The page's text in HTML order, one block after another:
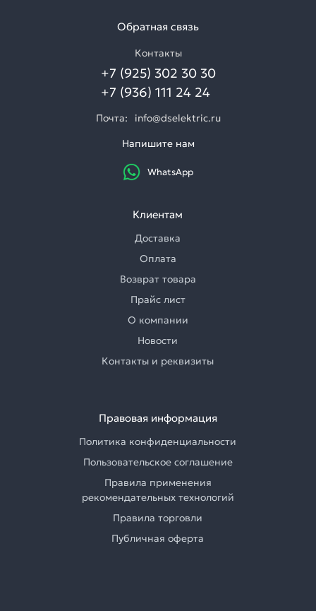
Обратная связь
Контакты
+7 (925) 302 30 30
+7 (936) 111 24 24
Почта:
info@dselektric.ru
Напишите нам
WhatsApp
Клиентам
Доставка
Оплата
Возврат товара
Прайс лист
О компании
Новости
Контакты и реквизиты
Правовая информация
Политика конфиденциальности
Пользовательское соглашение
Правила применения
рекомендательных технологий
Правила торговли
Публичная оферта